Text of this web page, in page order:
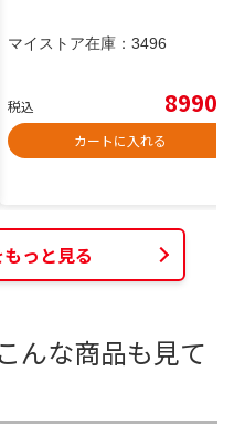
マイストア在庫： 3496
税込 8990
カートに入れる
っと見る
んな商品も見て